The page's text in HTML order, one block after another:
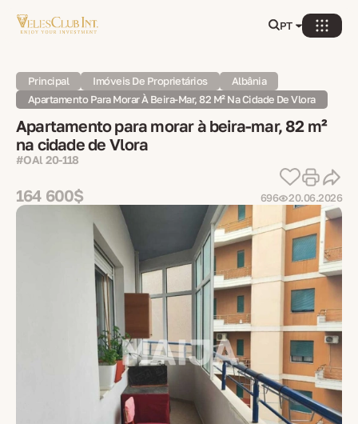
PT
Principal Imóveis De Proprietários
Albânia
Apartamento Para Morar À Beira-Mar, 82 M² Na Cidade De Vlora
Apartamento para morar à beira-mar, 82 m²
na cidade de Vlora
#OAl 20-118
164 600$ 696 20.06.2026